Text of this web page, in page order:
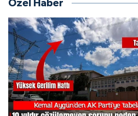
Özel Haber